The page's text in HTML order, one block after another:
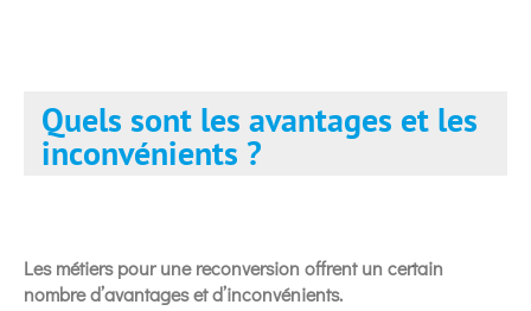
Quels sont les avantages et les
inconvénients ?
Les métiers pour une reconversion offrent un certain
nombre d’avantages et d’inconvénients.